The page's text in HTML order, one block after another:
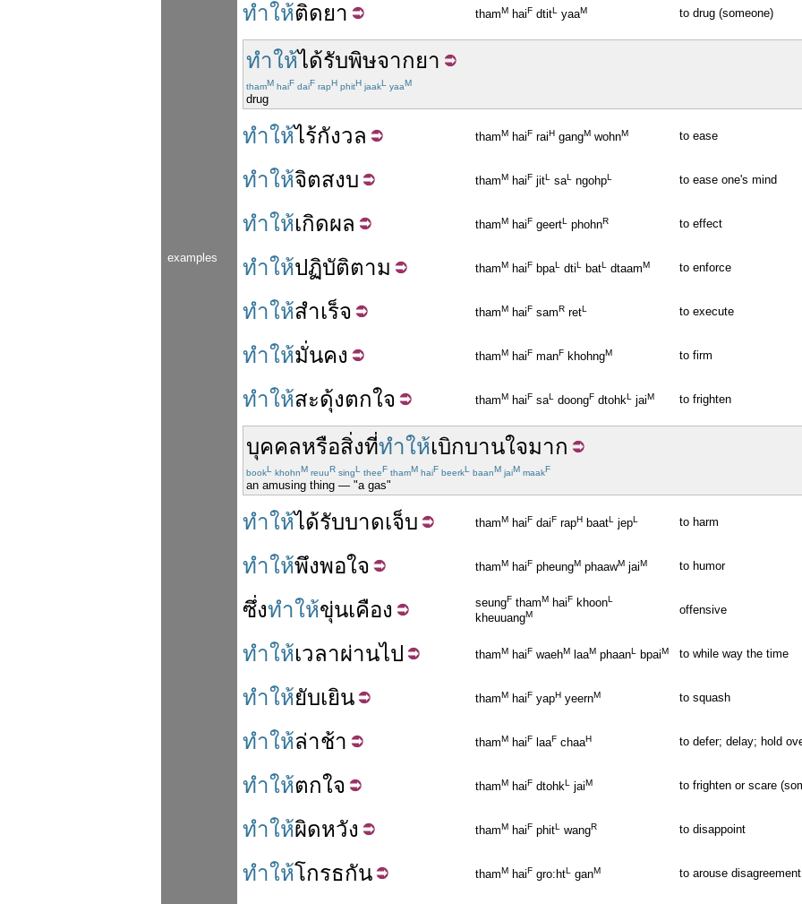
examples
ทำให้ติดยา thamM haiF dtitL yaaM to drug (someone)
ทำให้ได้รับพิษจากยา
thamM haiF daiF rapH phitH jaakL yaaM
drug
ทำให้ไร้กังวล thamM haiF raiH gangM wohnM to ease
ทำให้จิตสงบ thamM haiF jitL saL ngohpL to ease one's mind
ทำให้เกิดผล thamM haiF geertL phohnR to effect
ทำให้ปฏิบัติตาม thamM haiF bpaL dtiL batL dtaamM to enforce
ทำให้สำเร็จ thamM haiF samR retL to execute
ทำให้มั่นคง thamM haiF manF khohngM to firm
ทำให้สะดุ้งตกใจ thamM haiF saL doongF dtohkL jaiM to frighten
บุคคลหรือสิ่งที่ทำให้เบิกบานใจมาก
bookL khohnM reuuR singL theeF thamM haiF beerkL baanM jaiM maakF
an amusing thing — "a gas"
ทำให้ได้รับบาดเจ็บ thamM haiF daiF rapH baatL jepL to harm
ทำให้พึงพอใจ thamM haiF pheungM phaawM jaiM to humor
ซึ่งทำให้ขุ่นเคือง seungF thamM haiF khoonL
kheuuangM offensive
ทำให้เวลาผ่านไป thamM haiF waehM laaM phaanL bpaiM to while way the time
ทำให้ยับเยิน thamM haiF yapH yeernM to squash
ทำให้ล่าช้า thamM haiF laaF chaaH to defer; delay; hold
ทำให้ตกใจ thamM haiF dtohkL jaiM to frighten or scare
ทำให้ผิดหวัง thamM haiF phitL wangR to disappoint
ทำให้โกรธกัน thamM haiF gro:htL ganM to arouse disagreement